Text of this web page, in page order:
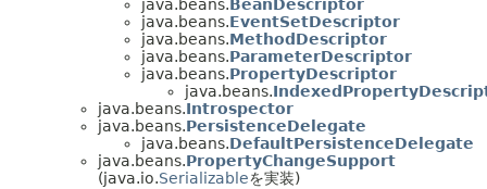
java.beans.BeanDescriptor
java.beans.EventSetDescriptor
java.beans.MethodDescriptor
java.beans.ParameterDescriptor
java.beans.PropertyDescriptor
java.beans.
java.beans.Introspector
java.beans.PersistenceDelegate
java.beans.DefaultPersistenceDelegate
java.beans.PropertyChangeSupport
(java.io.Serializableを実装)